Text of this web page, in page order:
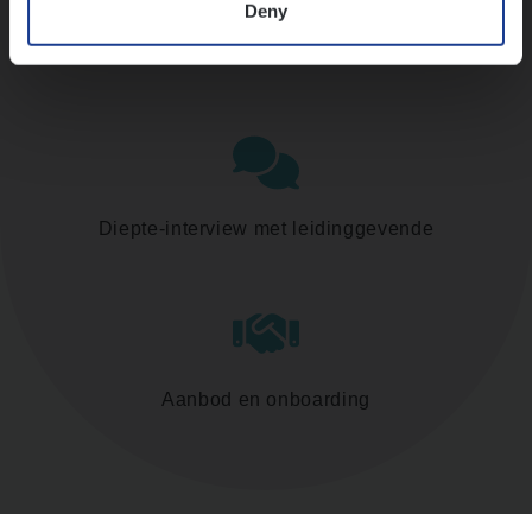
Deny
Diepte-interview met leidinggevende
Aanbod en onboarding